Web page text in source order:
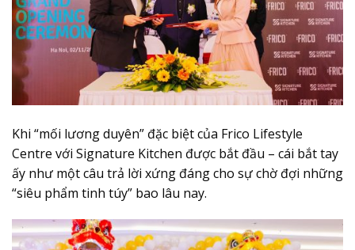
Khi “mối lương duyên” đặc biệt của Frico Lifestyle
Centre với Signature Kitchen được bắt đầu – cái bắt tay
ấy như một câu trả lời xứng đáng cho sự chờ đợi những
“siêu phẩm tinh túy” bao lâu nay.